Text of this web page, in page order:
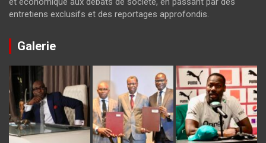
entretiens exclusifs et des reportages approfondis.
Galerie